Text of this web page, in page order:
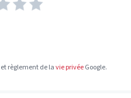
et règlement de lavie privéeGoogle.